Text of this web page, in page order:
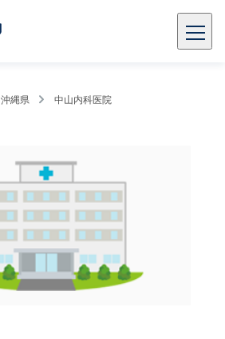
沖縄県 中山内科医院